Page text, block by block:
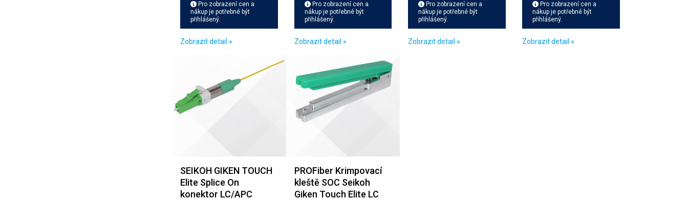
Pro zobrazení cen a
nákup je potřebné být
přihlášený.
Zobrazit detail »
Pro zobrazení cen a
nákup je potřebné být
přihlášený.
Zobrazit detail »
Pro zobrazení cen a
nákup je potřebné být
přihlášený.
Zobrazit detail »
Pro zobrazení cen a
nákup je potřebné být
přihlášený.
Zobrazit detail »
SEIKOH GIKEN TOUCH
Elite Splice On
konektor LC/APC
PROFiber Krimpovací
kleště SOC Seikoh
Giken Touch Elite LC